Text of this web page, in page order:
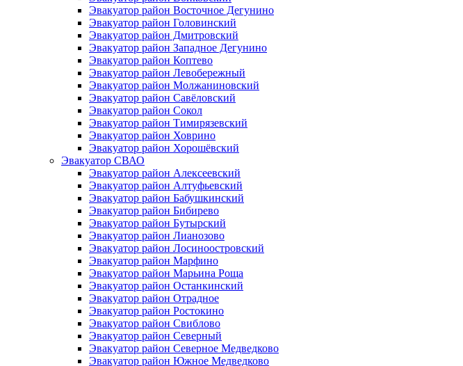
Эвакуатор район Восточное Дегунино
Эвакуатор район Головинский
Эвакуатор район Дмитровский
Эвакуатор район Западное Дегунино
Эвакуатор район Коптево
Эвакуатор район Левобережный
Эвакуатор район Молжаниновский
Эвакуатор район Савёловский
Эвакуатор район Сокол
Эвакуатор район Тимирязевский
Эвакуатор район Ховрино
Эвакуатор район Хорошёвский
Эвакуатор СВАО
Эвакуатор район Алексеевский
Эвакуатор район Алтуфьевский
Эвакуатор район Бабушкинский
Эвакуатор район Бибирево
Эвакуатор район Бутырский
Эвакуатор район Лианозово
Эвакуатор район Лосиноостровский
Эвакуатор район Марфино
Эвакуатор район Марьина Роща
Эвакуатор район Останкинский
Эвакуатор район Отрадное
Эвакуатор район Ростокино
Эвакуатор район Свиблово
Эвакуатор район Северный
Эвакуатор район Северное Медведково
Эвакуатор район Южное Медведково